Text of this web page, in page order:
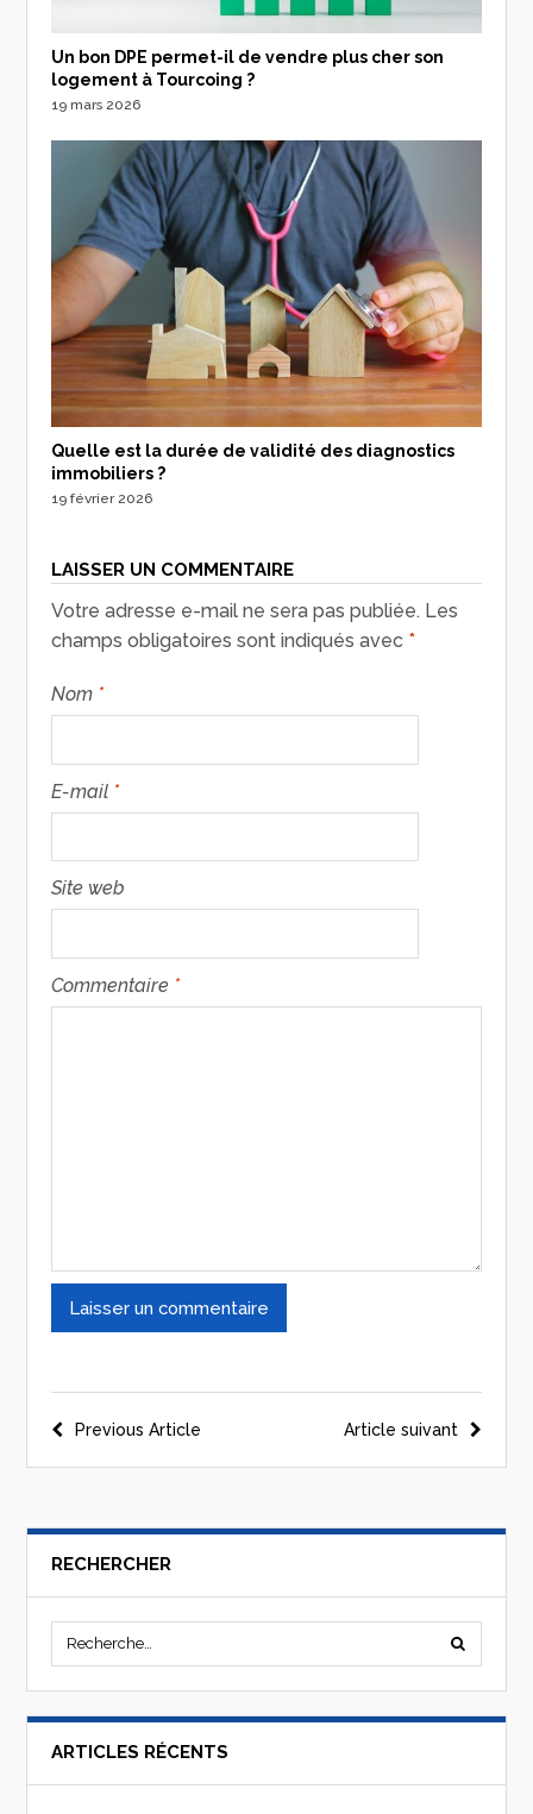
Un bon DPE permet-il de vendre plus cher son
logement à Tourcoing ?
19 mars 2026
Quelle est la durée de validité des diagnostics
immobiliers ?
19 février 2026
LAISSER UN COMMENTAIRE
Votre adresse e-mail ne sera pas publiée. Les
champs obligatoires sont indiqués avec *
Nom *
E-mail *
Site web
Commentaire *
Article suivant
Previous Article
RECHERCHER
ARTICLES RÉCENTS